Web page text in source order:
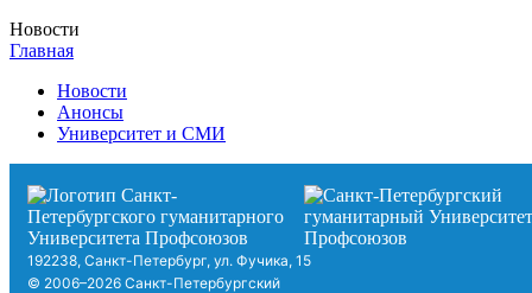
Новости
Главная
Новости
Анонсы
Университет и СМИ
192238, Санкт-Петербург, ул. Фучика, 15
© 2006–2026 Санкт-Петербургский